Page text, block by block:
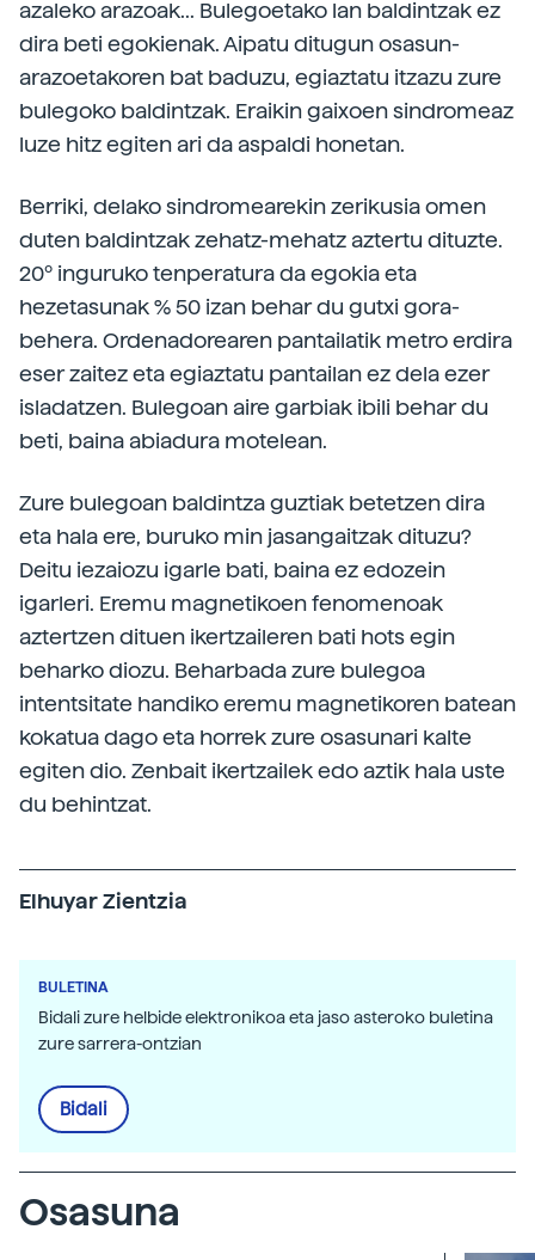
azaleko arazoak... Bulegoetako lan baldintzak ez
dira beti egokienak. Aipatu ditugun osasun-
arazoetakoren bat baduzu, egiaztatu itzazu zure
bulegoko baldintzak. Eraikin gaixoen sindromeaz
luze hitz egiten ari da aspaldi honetan.
Berriki, delako sindromearekin zerikusia omen
duten baldintzak zehatz-mehatz aztertu dituzte.
20º inguruko tenperatura da egokia eta
hezetasunak % 50 izan behar du gutxi gora-
behera. Ordenadorearen pantailatik metro erdira
eser zaitez eta egiaztatu pantailan ez dela ezer
isladatzen. Bulegoan aire garbiak ibili behar du
beti, baina abiadura motelean.
Zure bulegoan baldintza guztiak betetzen dira
eta hala ere, buruko min jasangaitzak dituzu?
Deitu iezaiozu igarle bati, baina ez edozein
igarleri. Eremu magnetikoen fenomenoak
aztertzen dituen ikertzaileren bati hots egin
beharko diozu. Beharbada zure bulegoa
intentsitate handiko eremu magnetikoren batean
kokatua dago eta horrek zure osasunari kalte
egiten dio. Zenbait ikertzailek edo aztik hala uste
du behintzat.
Elhuyar Zientzia
BULETINA
Bidali zure helbide elektronikoa eta jaso asteroko buletina
zure sarrera-ontzian
Bidali
Osasuna